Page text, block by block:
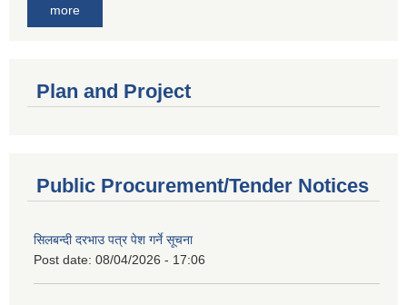
more
Plan and Project
Public Procurement/Tender Notices
सिलबन्दी दरभाउ पत्र पेश गर्ने सूचना
Post date: 08/04/2026 - 17:06